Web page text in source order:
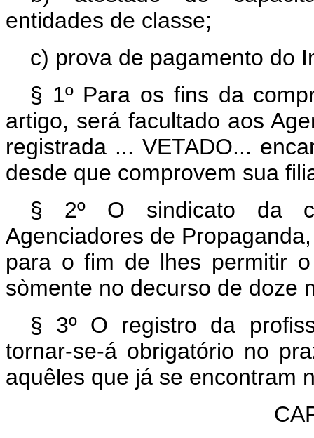
entidades de classe;
c) prova de pagamento do
§ 1º Para os fins da
artigo, será facultado aos
registrada ... VETADO...
desde que comprovem sua
§ 2º O sindicato da
Agenciadores de
para o fim de lhes permitir
sòmente no decurso de doze
§ 3º O registro da
tornar-se-á obrigatório no
aquêles que já se encontram